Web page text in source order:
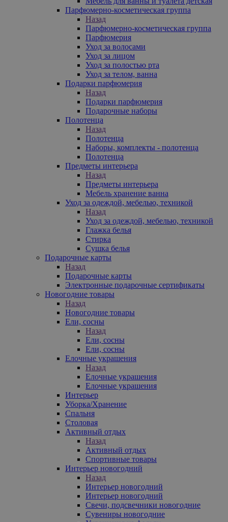
Парфюмерно-косметическая группа
Назад
Парфюмерно-косметическая группа
Парфюмерия
Уход за волосами
Уход за лицом
Уход за полостью рта
Уход за телом, ванна
Подарки парфюмерия
Назад
Подарки парфюмерия
Подарочные наборы
Полотенца
Назад
Полотенца
Наборы, комплекты - полотенца
Полотенца
Предметы интерьера
Назад
Предметы интерьера
Мебель хранение ванна
Уход за одеждой, мебелью, техникой
Назад
Уход за одеждой, мебелью, техникой
Глажка белья
Стирка
Сушка белья
Подарочные карты
Назад
Подарочные карты
Электронные подарочные сертификаты
Новогодние товары
Назад
Новогодние товары
Ели, сосны
Назад
Ели, сосны
Ели, сосны
Елочные украшения
Назад
Елочные украшения
Елочные украшения
Интерьер
Уборка/Хранение
Спальня
Столовая
Активный отдых
Назад
Активный отдых
Спортивные товары
Интерьер новогодний
Назад
Интерьер новогодний
Интерьер новогодний
Свечи, подсвечники новогодние
Сувениры новогодние